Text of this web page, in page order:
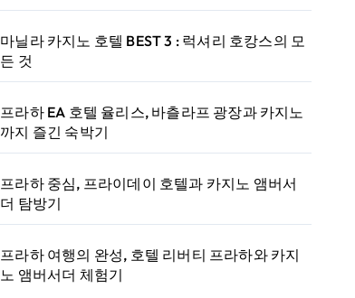
마닐라 카지노 호텔 BEST 3 : 럭셔리 호캉스의 모
든 것
프라하 EA 호텔 율리스, 바츨라프 광장과 카지노
까지 즐긴 숙박기
프라하 중심, 프라이데이 호텔과 카지노 앰버서
더 탐방기
프라하 여행의 완성, 호텔 리버티 프라하와 카지
노 앰버서더 체험기